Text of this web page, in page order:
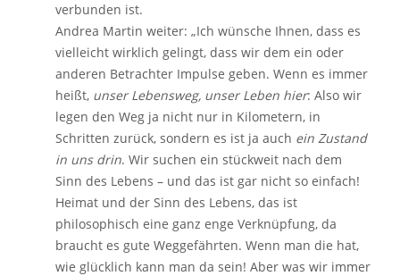
verbunden ist.
Andrea Martin weiter: „Ich wünsche Ihnen, dass es
vielleicht wirklich gelingt, dass wir dem ein oder
anderen Betrachter Impulse geben. Wenn es immer
heißt, unser Lebensweg, unser Leben hier: Also wir
legen den Weg ja nicht nur in Kilometern, in
Schritten zurück, sondern es ist ja auch ein Zustand
in uns drin. Wir suchen ein stückweit nach dem
Sinn des Lebens – und das ist gar nicht so einfach!
Heimat und der Sinn des Lebens, das ist
philosophisch eine ganz enge Verknüpfung, da
braucht es gute Weggefährten. Wenn man die hat,
wie glücklich kann man da sein! Aber was wir immer